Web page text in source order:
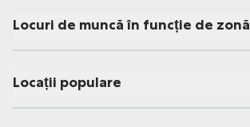
Locuri de muncă în funcție de zonă
Locații populare